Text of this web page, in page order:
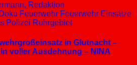
Redaktion
Doku Feuerwehr Feuerwehr Einsätze
Polizei Ruhrgebiet
in Glutnacht –
voller Ausdehnung – NINA